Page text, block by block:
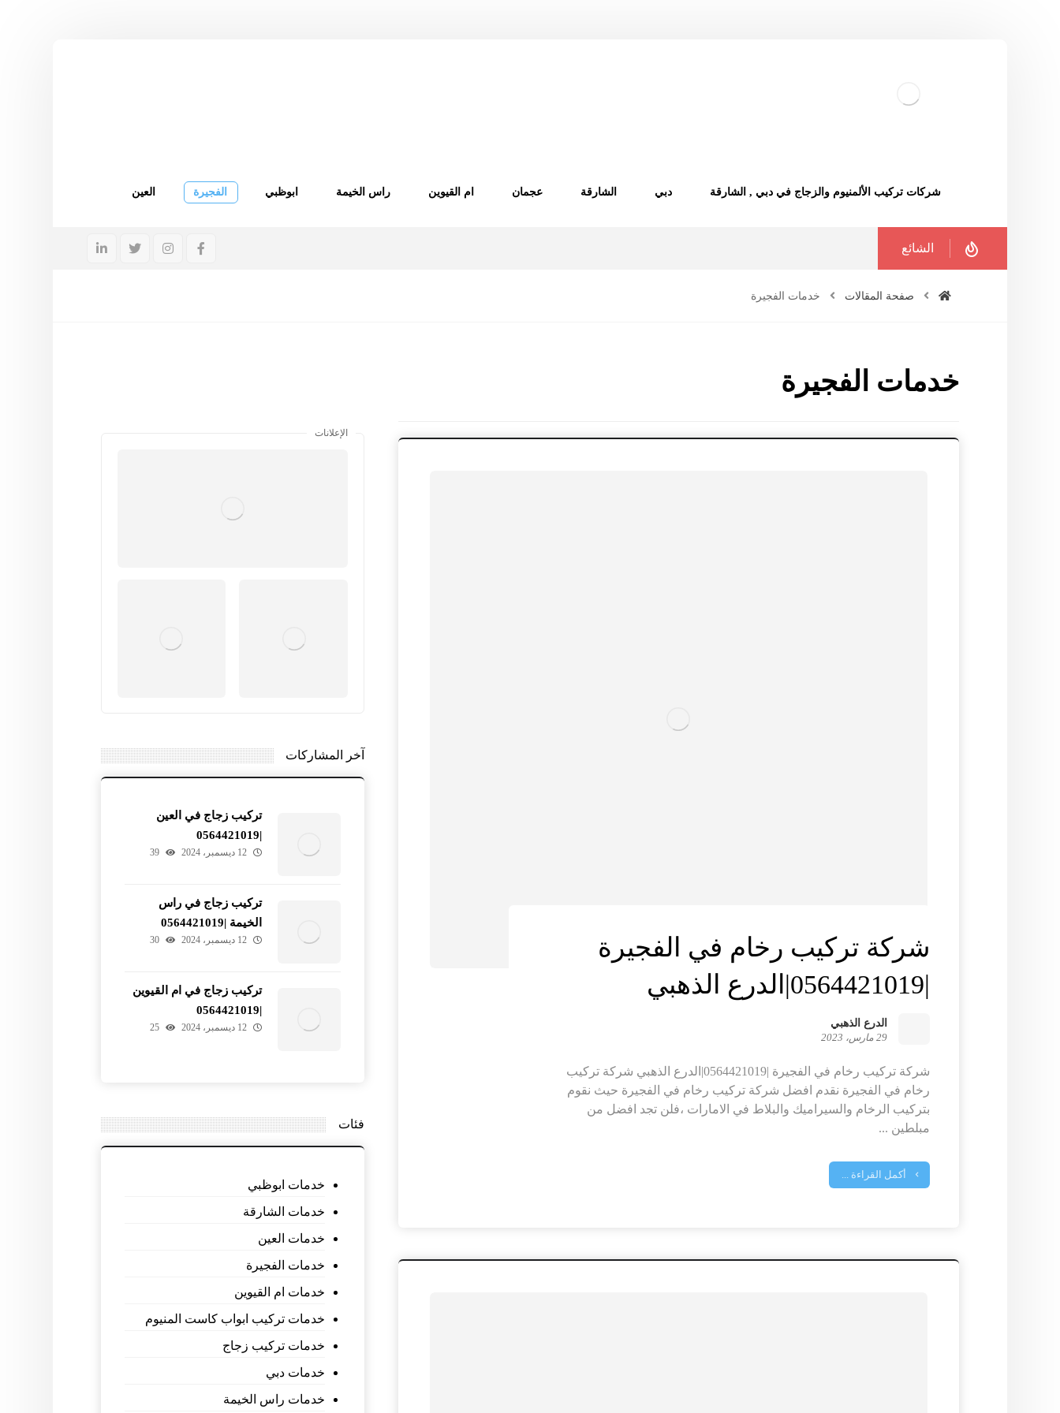
شركات تركيب الألمنيوم والزجاج في دبي , الشارقة دبي الشارقة عجمان ام القيوين راس الخيمة ابوظبي الفجيرة العين
الشائع
صفحة المقالات خدمات الفجيرة
خدمات الفجيرة
شركة تركيب رخام في الفجيرة
|0564421019|الدرع الذهبي
الدرع الذهبي
29 مارس، 2023
شركة تركيب رخام في الفجيرة |0564421019|الدرع الذهبي شركة تركيب
رخام في الفجيرة نقدم افضل شركة تركيب رخام في الفجيرة حيث نقوم
بتركيب الرخام والسيراميك والبلاط في الامارات ،فلن تجد افضل من
مبلطين ...
أكمل القراءة ...
الإعلانات
آخر المشاركات
تركيب زجاج في العين
|0564421019
12 ديسمبر، 2024 39
تركيب زجاج في راس
الخيمة |0564421019
12 ديسمبر، 2024 30
تركيب زجاج في ام القيوين
|0564421019
12 ديسمبر، 2024 25
فئات
خدمات ابوظبي
خدمات الشارقة
خدمات العين
خدمات الفجيرة
خدمات ام القيوين
خدمات تركيب ابواب كاست المنيوم
خدمات تركيب زجاج
خدمات دبي
خدمات راس الخيمة